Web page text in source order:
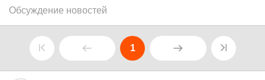
Обсуждение новостей
1